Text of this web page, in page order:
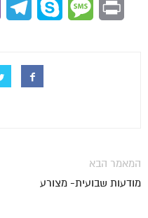
Print
Message
Skype
המאמר הבא
מודעות שבועית- מצורע